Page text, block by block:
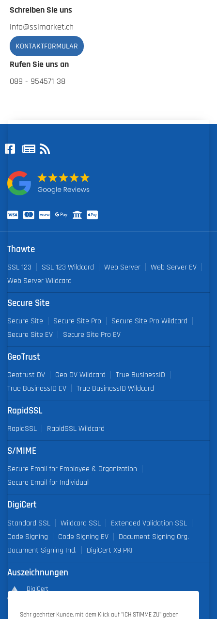
Schreiben Sie uns
info@sslmarket.ch
KONTAKTFORMULAR
Rufen Sie uns an
089 - 954571 38
Thawte
SSL 123 SSL 123 Wildcard Web Server
Web Server EV
Web Server Wildcard
Secure Site
Secure Site Secure Site Pro
Secure Site Pro Wildcard
Secure Site EV
Secure Site Pro EV
GeoTrust
Geotrust DV Geo DV Wildcard
True BusinessID
True BusinessID EV
True BusinessID Wildcard
RapidSSL
RapidSSL RapidSSL Wildcard
S/MIME
Secure Email for Employee & Organization
Secure Email for Individual
DigiCert
Standard SSL Wildcard SSL
Extended Validation SSL
Code Signing
Code Signing EV
Document Signing Org.
Document Signing Ind.
DigiCert X9 PKI
Auszeichnungen
DigiCert
Sehr geehrter Kunde, mit dem Klick auf "ICH STIMME ZU" geben